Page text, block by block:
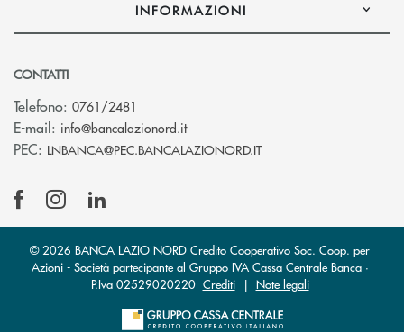
INFORMAZIONI
CONTATTI
Telefono: 0761/2481
E-mail: info@bancalazionord.it(si apre l’app di posta elettronica)
PEC: LNBANCA@PEC.BANCALAZIONORD.IT(si apre l’app di posta
© 2026 BANCA LAZIO NORD Credito Cooperativo Soc. Coop. per
Azioni - Società partecipante al Gruppo IVA Cassa Centrale Banca ·
P.Iva 02529020220 Crediti| Note legali